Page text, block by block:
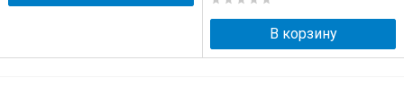
В корзину